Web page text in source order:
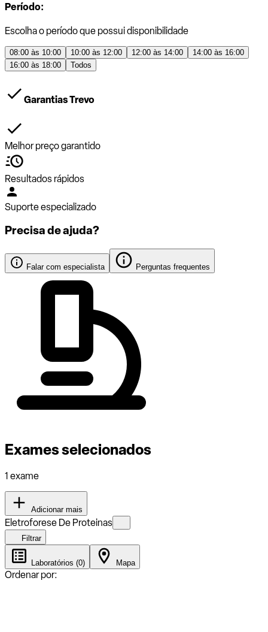
Período:
Escolha o período que possui disponibilidade
08:00 às 10:00 10:00 às 12:00 12:00 às 14:00
14:00 às 16:00
16:00 às 18:00
Todos
Garantias Trevo
Melhor preço garantido
Resultados rápidos
Suporte especializado
Precisa de ajuda?
Falar com especialista Perguntas frequentes
Exames selecionados
1 exame
Adicionar mais
Eletroforese De Proteinas
Filtrar
Laboratórios (0) Mapa
Ordenar por: